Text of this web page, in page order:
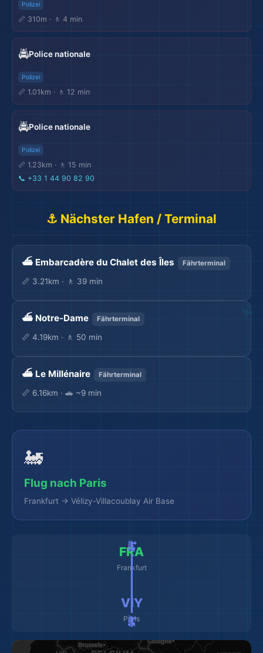
🏨
Polizei
📏 310m · 🚶 4 min
🚔Police nationale
Polizei
📏 1.01km · 🚶 12 min
🚔Police nationale
Polizei
📏 1.23km · 🚶 15 min
📞 +33 1 44 90 82 90
⚓ Nächster Hafen / Terminal
⛴️ Embarcadère du Chalet des Îles Fährterminal
📏 3.21km · 🚶 39 min
⛴️ Notre-Dame Fährterminal
📏 4.19km · 🚶 50 min
⛴️ Le Millénaire Fährterminal
📏 6.16km · 🚗 ~9 min
🚂
Flug nach Paris
Frankfurt → Vélizy-Villacoublay Air Base
FRA
Frankfurt
🚂 ━━━━━━━━━ 🚂
VIY
Paris